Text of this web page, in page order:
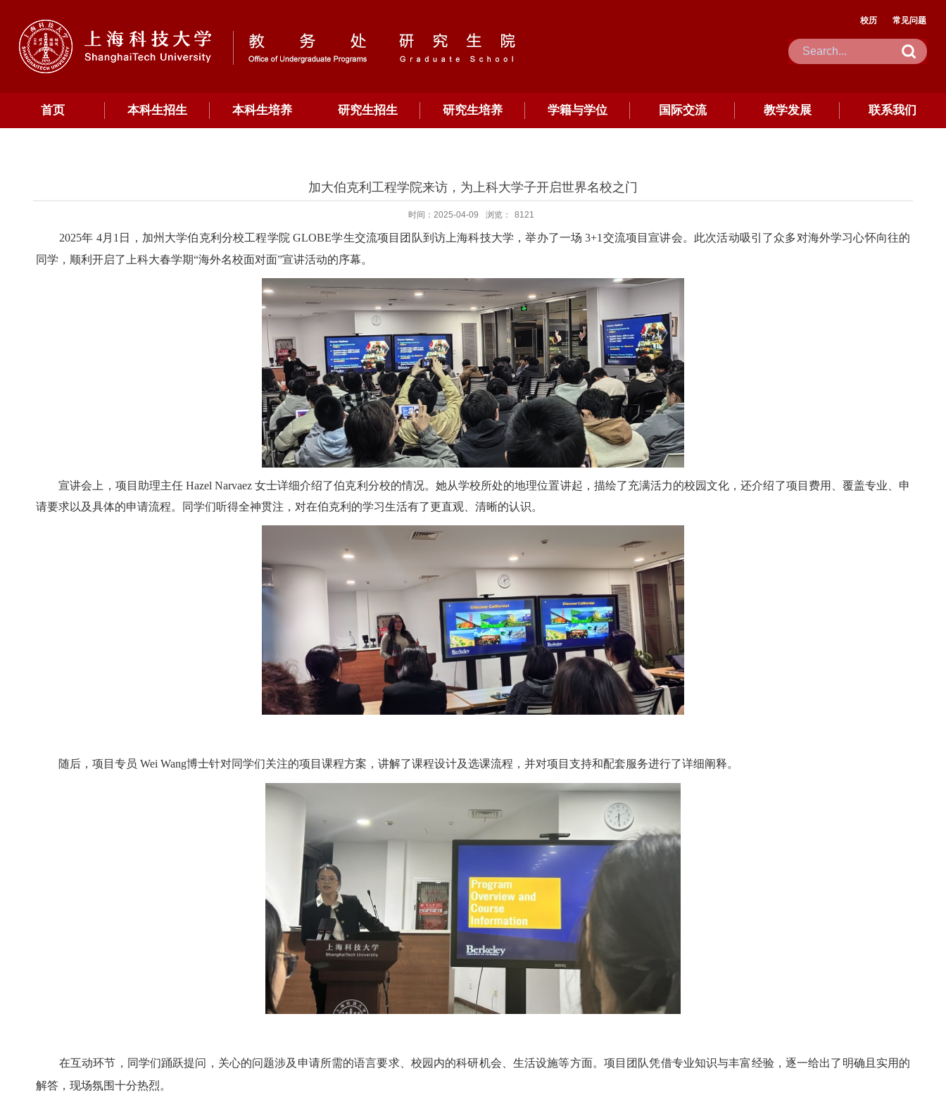
校历 常见问题
首页 本科生招生 本科生培养 研究生招生 研究生培养 学籍与学位 国际交流 教学发展 联系我们
加大伯克利工程学院来访，为上科大学子开启世界名校之门
时间：2025-04-09 浏览： 8121
2025年 4月1日，加州大学伯克利分校工程学院 GLOBE学生交流项目团队到访上海科技大学，举办了一场 3+1交流项目宣讲会。此次活动吸引了众多对海外学习心怀向往的
同学，顺利开启了上科大春学期“海外名校面对面”宣讲活动的序幕。
宣讲会上，项目助理主任 Hazel Narvaez 女士详细介绍了伯克利分校的情况。她从学校所处的地理位置讲起，描绘了充满活力的校园文化，还介绍了项目费用、覆盖专业、申
请要求以及具体的申请流程。同学们听得全神贯注，对在伯克利的学习生活有了更直观、清晰的认识。
随后，项目专员 Wei Wang博士针对同学们关注的项目课程方案，讲解了课程设计及选课流程，并对项目支持和配套服务进行了详细阐释。
在互动环节，同学们踊跃提问，关心的问题涉及申请所需的语言要求、校园内的科研机会、生活设施等方面。项目团队凭借专业知识与丰富经验，逐一给出了明确且实用的
解答，现场氛围十分热烈。